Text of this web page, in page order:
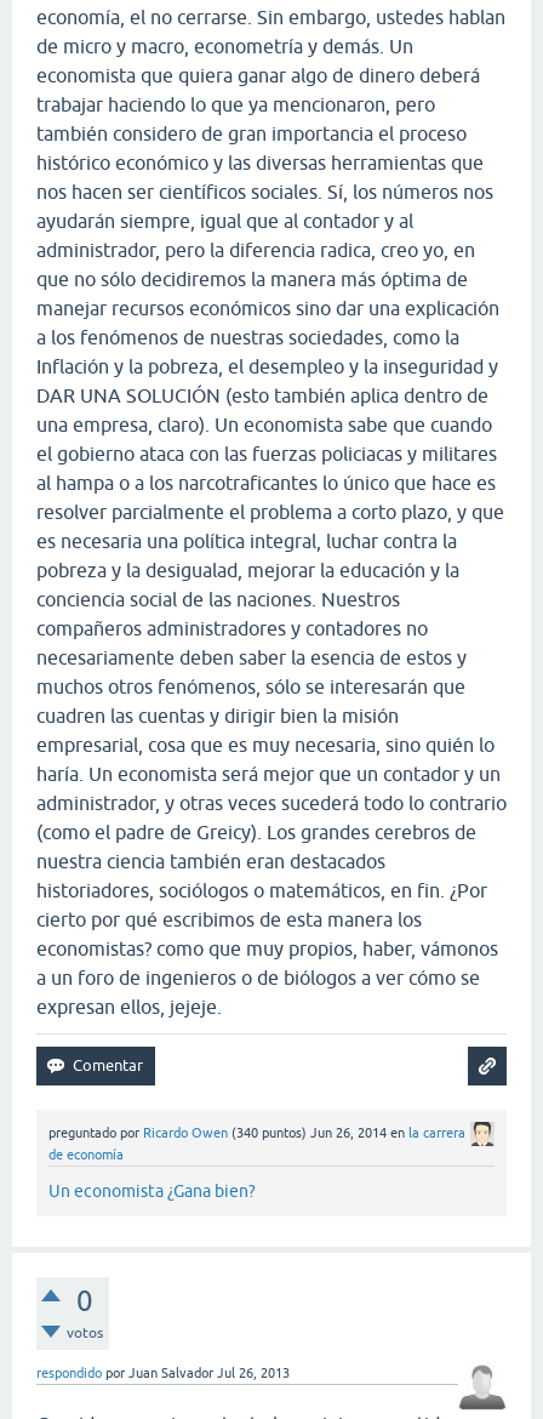
economía, el no cerrarse. Sin embargo, ustedes hablan
de micro y macro, econometría y demás. Un
economista que quiera ganar algo de dinero deberá
trabajar haciendo lo que ya mencionaron, pero
también considero de gran importancia el proceso
histórico económico y las diversas herramientas que
nos hacen ser científicos sociales. Sí, los números nos
ayudarán siempre, igual que al contador y al
administrador, pero la diferencia radica, creo yo, en
que no sólo decidiremos la manera más óptima de
manejar recursos económicos sino dar una explicación
a los fenómenos de nuestras sociedades, como la
Inflación y la pobreza, el desempleo y la inseguridad y
DAR UNA SOLUCIÓN (esto también aplica dentro de
una empresa, claro). Un economista sabe que cuando
el gobierno ataca con las fuerzas policiacas y militares
al hampa o a los narcotraficantes lo único que hace es
resolver parcialmente el problema a corto plazo, y que
es necesaria una política integral, luchar contra la
pobreza y la desigualad, mejorar la educación y la
conciencia social de las naciones. Nuestros
compañeros administradores y contadores no
necesariamente deben saber la esencia de estos y
muchos otros fenómenos, sólo se interesarán que
cuadren las cuentas y dirigir bien la misión
empresarial, cosa que es muy necesaria, sino quién lo
haría. Un economista será mejor que un contador y un
administrador, y otras veces sucederá todo lo contrario
(como el padre de Greicy). Los grandes cerebros de
nuestra ciencia también eran destacados
historiadores, sociólogos o matemáticos, en fin. ¿Por
cierto por qué escribimos de esta manera los
economistas? como que muy propios, haber, vámonos
a un foro de ingenieros o de biólogos a ver cómo se
expresan ellos, jejeje.
preguntado por Ricardo Owen (340 puntos) Jun 26, 2014 en la carrera
de economía
Un economista ¿Gana bien?
0
votos
respondido por Juan Salvador Jul 26, 2013